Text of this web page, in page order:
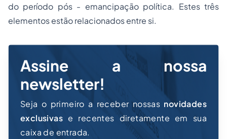
do período pós - emancipação política. Estes três
elementos estão relacionados entre si.
Assine a nossa
newsletter!
Seja o primeiro a receber nossas novidades
exclusivas e recentes diretamente em sua
caixa de entrada.